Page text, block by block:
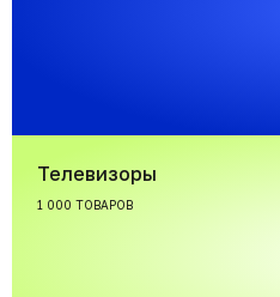
Телевизоры
1 000 ТОВАРОВ